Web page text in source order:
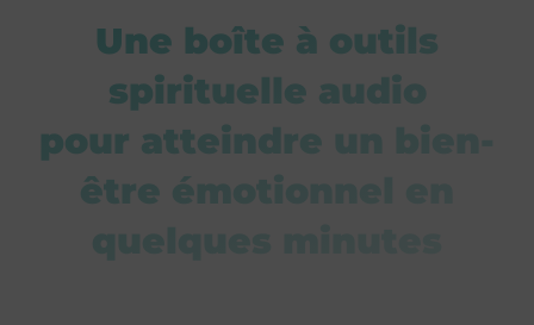
Une boîte à outils
spirituelle audio
pour atteindre un bien-
être émotionnel en